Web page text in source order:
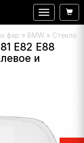
фар » BMW » Стекло
E82 E88
и
Навигация